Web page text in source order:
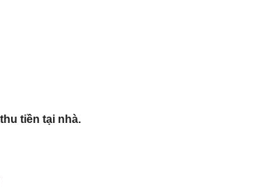
tiền tại nhà.